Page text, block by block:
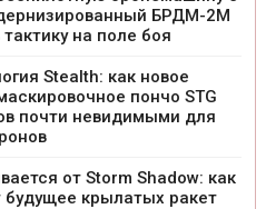
БРДМ-2М
на поле боя
Stealth: как новое
пончо STG
почти невидимыми для
от Storm Shadow: как
крылатых ракет